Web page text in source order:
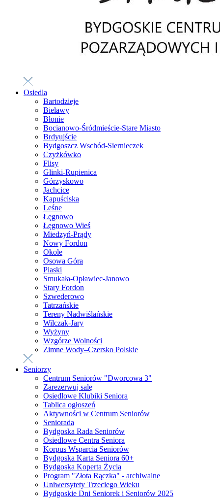
Osiedla
Bartodzieje
Bielawy
Błonie
Bocianowo-Śródmieście-Stare Miasto
Brdyujście
Bydgoszcz Wschód-Siernieczek
Czyżkówko
Flisy
Glinki-Rupienica
Górzyskowo
Jachcice
Kapuściska
Leśne
Łęgnowo
Łęgnowo Wieś
Miedzyń-Prądy
Nowy Fordon
Okole
Osowa Góra
Piaski
Smukała-Opławiec-Janowo
Stary Fordon
Szwederowo
Tatrzańskie
Tereny Nadwiślańskie
Wilczak-Jary
Wyżyny
Wzgórze Wolności
Zimne Wody–Czersko Polskie
Seniorzy
Centrum Seniorów "Dworcowa 3"
Zarezerwuj salę
Osiedlowe Klubiki Seniora
Tablica ogłoszeń
Aktywności w Centrum Seniorów
Seniorada
Bydgoska Rada Seniorów
Osiedlowe Centra Seniora
Korpus Wsparcia Seniorów
Bydgoska Karta Seniora 60+
Bydgoska Koperta Życia
Program "Złota Rączka" - archiwalne
Uniwersytety Trzeciego Wieku
Bydgoskie Dni Seniorek i Seniorów 2025